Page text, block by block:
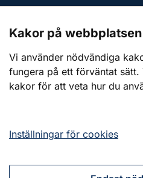
Webbplatsen
Om webbplatsen
Kakor på webbplatsen
Vi använder nödvändiga
fungera på ett förväntat
kakor för att veta hur du
Inställningar för cookies